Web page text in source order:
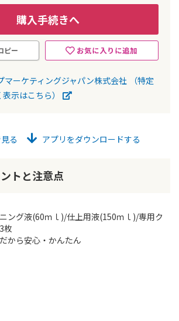
購入手続きへ
お気に入りに追加
ピー
マーケティングジャパン株式会社
（特定
示はこちら）
る アプリをダウンロードする
トと注意点
ング液(60ｍｌ)/仕上用液(150ｍｌ)/専用ク
枚
から安心・かんたん